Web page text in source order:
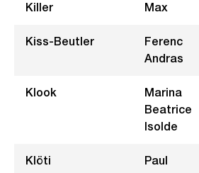
Killer Max
Kiss-Beutler
Ferenc
Andras
Klook
Marina
Beatrice
Isolde
Klöti Paul